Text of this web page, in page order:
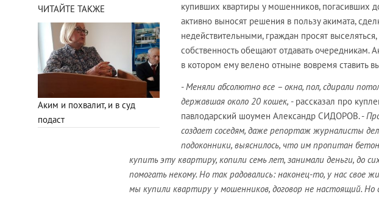
ЧИТАЙТЕ ТАКЖЕ
Аким и похвалит, и в суд
подаст
купивших квартиры у мошенников, погасивших
активно выносят решения в пользу акимата,
недействительными, граждан просят
собственность обещают отдавать очередникам.
в котором ему велено отныне вовремя ставить
-Меняли абсолютно все – окна, пол, сдирали
державшая около 20 кошек, - рассказал про
павлодарский шоумен Александр СИДОРОВ. -
создает соседям, даже репортаж журналисты
подоконники, выяснилось, что им пропитан
купить эту квартиру, копили семь лет, занимали деньги, до
помогать некому. Но так радовались: наконец-то, у нас свое
мы купили квартиру у мошенников, договор не настоящий. Но